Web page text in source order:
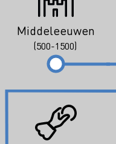
Middeleeuwen
(500-1500)